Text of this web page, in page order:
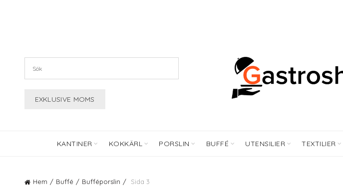
KANTINER KOKKÄRL PORSLIN BUFFÉ UTENSILIER TEXTILIER
Hem Buffé Bufféporslin Sida 3